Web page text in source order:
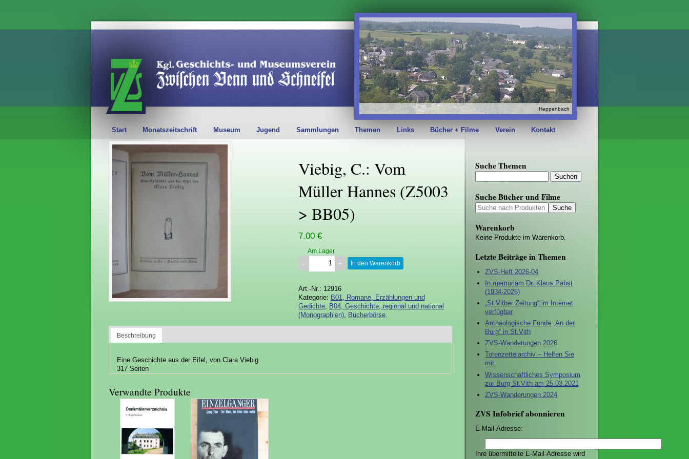
Heppenbach
Start Monatszeitschrift Museum Jugend Sammlungen Themen Links Bücher + Filme Verein Kontakt
Viebig, C.: Vom
Müller Hannes (Z5003
> BB05)
7.00 €
Am Lager
In den Warenkorb
Art.-Nr.: 12916
Kategorie: B01, Romane, Erzählungen und
Gedichte B04, Geschichte, regional und national
(Monographien) Bücherbörse
Beschreibung
Eine Geschichte aus der Eifel, von Clara Viebig
317 Seiten
Verwandte Produkte
Suche Themen
Suche Bücher und Filme
Warenkorb
Keine Produkte im Warenkorb.
Letzte Beiträge in Themen
ZVS-Heft 2026-04
In memoriam Dr. Klaus Pabst
(1934-2026)
„St.Vither Zeitung“ im Internet
verfügbar
Archäologische Funde „An der
Burg“ in St.Vith
ZVS-Wanderungen 2026
Totenzettelarchiv – Helfen Sie
mit.
Wissenschaftliches Symposium
zur Burg St.Vith am 25.03.2021
ZVS-Wanderungen 2024
ZVS Infobrief abonnieren
E-Mail-Adresse:
Ihre übermittelte E-Mail-Adresse wird